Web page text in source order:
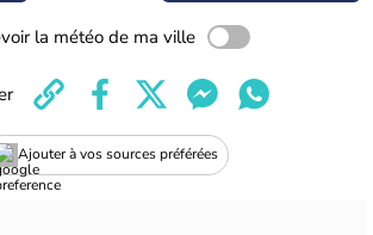
la météo de ma ville
Ajouter à vos sources préférées